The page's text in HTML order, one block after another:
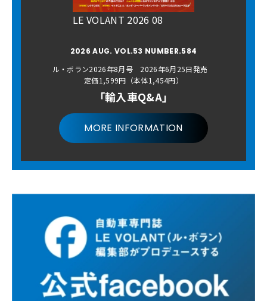
LE VOLANT 2026 08
2026 AUG. VOL.53 NUMBER.584
ル・ボラン2026年8月号 2026年6月25日発売
定価1,599円（本体1,454円）
「輸入車Q&A」
MORE INFORMATION